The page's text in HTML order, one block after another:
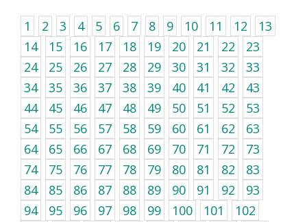
1 2 3 4 5 6 7 8 9 10 11 12
13
14
15 16 17 18 19 20 21 22
23
24
25 26 27 28 29 30 31 32
33
34
35 36 37 38 39 40 41 42
43
44
45 46 47 48 49 50 51 52
53
54
55 56 57 58 59 60 61 62
63
64
65 66 67 68 69 70 71 72
73
74
75 76 77 78 79 80 81 82
83
84
85 86 87 88 89 90 91 92
93
94
95 96 97 98 99 100 101
102